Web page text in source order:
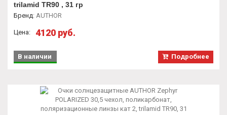
trilamid TR90 , 31 гр
Бренд: AUTHOR
Цена: 4120 руб.
Подробнее
В наличии